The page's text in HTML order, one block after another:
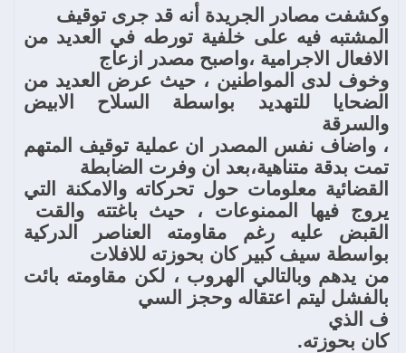
وكشفت مصادر الجريدة أنه قد جرى توقيف
المشتبه فيه على خلفية تورطه في العديد من
الافعال الاجرامية ،واصبح مصدر ازعاج
وخوف لدى المواطنين ، حيث عرض العديد من
الضحايا للتهديد بواسطة السلاح الابيض
والسرقة
، واضاف نفس المصدر ان عملية توقيف المتهم
تمت بدقة متناهية،بعد ان وفرت الضابطة
القضائية معلومات حول تحركاته والامكنة التي
يروج فيها الممنوعات ، حيث باغتته والقت
القبض عليه رغم مقاومته العناصر الدركية
بواسطة سيف كبير كان بحوزته للافلات
من يدهم وبالتالي الهروب ، لكن مقاومته بائت
بالفشل ليتم اعتقاله وحجز السي
ف الذي
كان بحوزته.